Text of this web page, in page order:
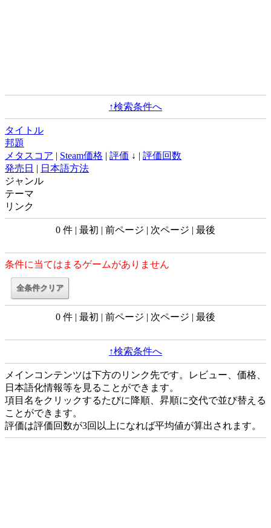
↑検索条件へ
タイトル
邦題
メタスコア | Steam価格 | 評価 ↓ | 評価回数
発売日 | 日本語方法
ジャンル
テーマ
リンク
0 件 | 最初 | 前ページ | 次ページ | 最後
条件に当てはまるゲームがありません
0 件 | 最初 | 前ページ | 次ページ | 最後
↑検索条件へ
メインコンテンツは下方のリンク先です。レビュー、価格、
日本語化情報等を見ることができます。
項目名をクリックするたびに降順、昇順に交代で並び替える
ことができます。
評価は評価回数が3回以上になれば平均値が算出されます。